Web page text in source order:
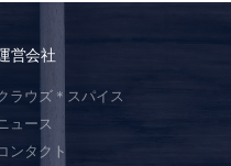
営会社
ラウズ＊スパイス
ュース
ンタクト